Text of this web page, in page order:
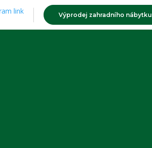
Výprodej zahradního nábytku